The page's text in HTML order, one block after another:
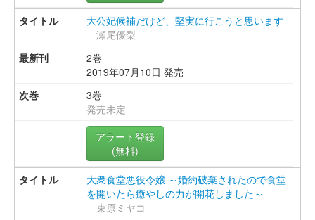
大公妃候補だけど、堅実に行こうと思います
瀬尾優梨
2巻
2019年07月10日 発売
3巻
発売未定
アラート登録
(無料)
大衆食堂悪役令嬢 ～婚約破棄されたので食堂
を開いたら癒やしの力が開花しました～
束原ミヤコ